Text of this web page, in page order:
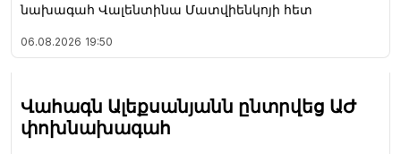
նախագահ Վալենտինա Մատվիենկոյի հետ
06.08.2026 19:50
Վահագն Ալեքսանյանն ընտրվեց ԱԺ
փոխնախագահ